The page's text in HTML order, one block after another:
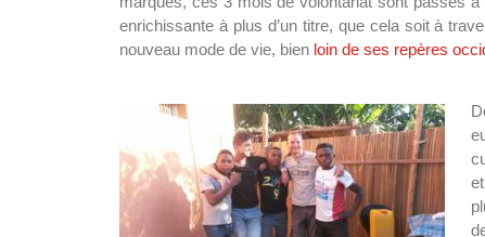
enrichissante à plus d’un titre, que cela soit à
nouveau mode de vie, bien loin de ses repères